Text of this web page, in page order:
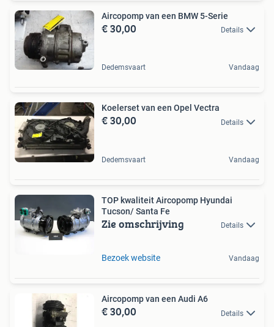
Aircopomp van een BMW 5-Serie
€ 30,00 Details
Dedemsvaart Vandaag
Koelerset van een Opel Vectra
€ 30,00 Details
Dedemsvaart Vandaag
TOP kwaliteit Aircopomp Hyundai
Tucson/ Santa Fe
Zie omschrijving Details
Bezoek website Vandaag
Aircopomp van een Audi A6
€ 30,00 Details